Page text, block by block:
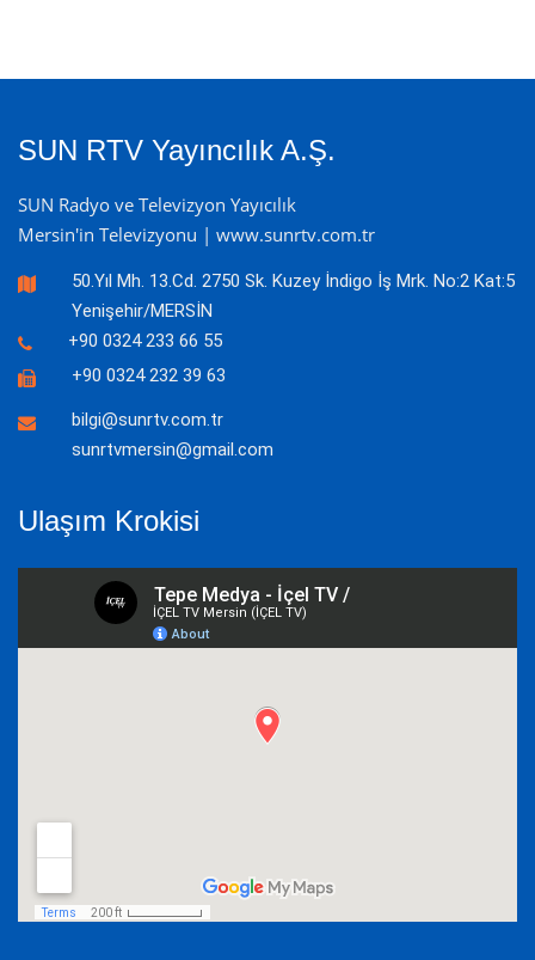
SUN RTV Yayıncılık A.Ş.
SUN Radyo ve Televizyon Yayıcılık
Mersin'in Televizyonu | www.sunrtv.com.tr
50.Yıl Mh. 13.Cd. 2750 Sk. Kuzey İndigo İş Mrk. No:2 Kat:5
Yenişehir/MERSİN
+90 0324 233 66 55
+90 0324 232 39 63
bilgi@sunrtv.com.tr
sunrtvmersin@gmail.com
Ulaşım Krokisi